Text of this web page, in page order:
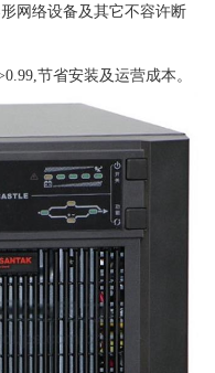
网络设备及其它不容许断
节省安装及运营成本。